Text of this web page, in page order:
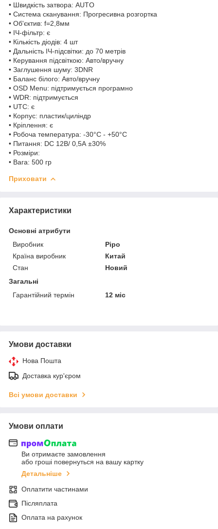
• Швидкість затвора: AUTO
• Система сканування: Прогресивна розгортка
• Об'єктив: f=2,8мм
• ІЧ-фільтр: є
• Кількість діодів: 4 шт
• Дальність ІЧ-підсвітки: до 70 метрів
• Керування підсвіткою: Авто/вручну
• Заглушення шуму: 3DNR
• Баланс білого: Авто/вручну
• OSD Menu: підтримується програмно
• WDR: підтримується
• UTC: є
• Корпус: пластик/циліндр
• Кріплення: є
• Робоча температура: -30°C - +50°C
• Питання: DC 12В/ 0,5А ±30%
• Розміри:
• Вага: 500 гр
Приховати
Характеристики
Основні атрибути
Виробник
Pipo
Країна виробник
Китай
Стан
Новий
Загальні
Гарантійний термін
12 міс
Умови доставки
Нова Пошта
Доставка кур'єром
Всі умови доставки
Умови оплати
Ви отримаєте замовлення
або гроші повернуться на вашу картку
Детальніше
Оплатити частинами
Післяплата
Оплата на рахунок